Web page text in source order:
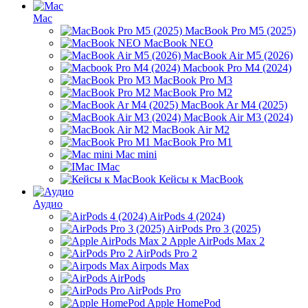
Mac
MacBook Pro M5 (2025)
MacBook NEO
MacBook Air M5 (2026)
Macbook Pro M4 (2024)
MacBook Pro M3
MacBook Pro M2
MacBook Ar M4 (2025)
MacBook Air M3 (2024)
MacBook Air M2
MacBook Pro M1
Mac mini
IMac
Кейсы к MacBook
Аудио
AirPods 4 (2024)
AirPods Pro 3 (2025)
Apple AirPods Max 2
AirPods Pro 2
Airpods Max
AirPods
AirPods Pro
Apple HomePod